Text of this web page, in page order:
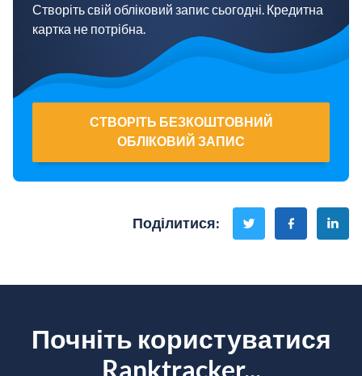
Створіть свій обліковий запис сьогодні. Кредитна
картка не потрібна.
СТВОРІТЬ БЕЗКОШТОВНИЙ
ОБЛІКОВИЙ ЗАПИС
Поділитися:
Почніть користуватися
Ranktracker...